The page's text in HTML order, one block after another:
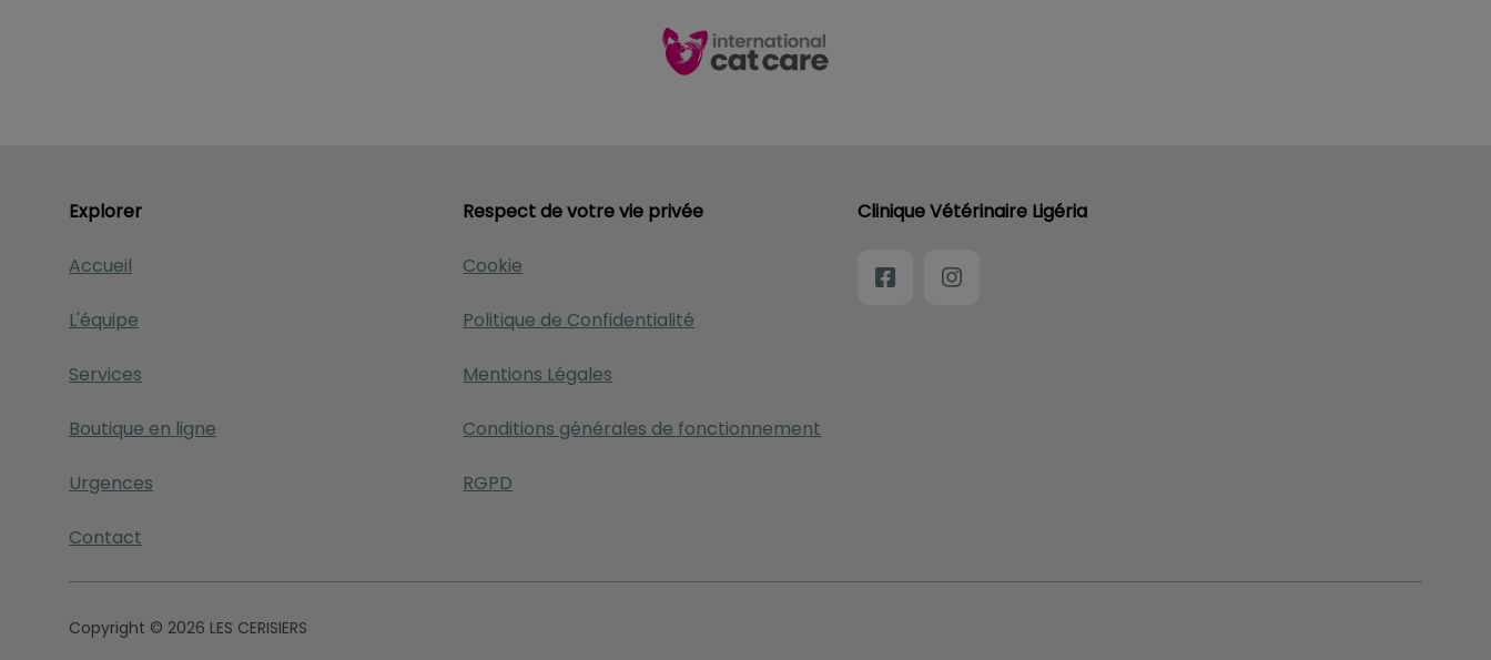
Explorer
Accueil
L'équipe
Services
Boutique en ligne
Urgences
Contact
Respect de votre vie privée
Cookie
Politique de Confidentialité
Mentions Légales
Conditions générales de fonctionnement
RGPD
Clinique Vétérinaire Ligéria
Copyright © 2026 LES CERISIERS